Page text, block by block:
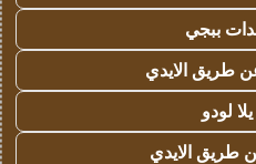
ببجي
طريق الايدي
لودو
طريق الايدي